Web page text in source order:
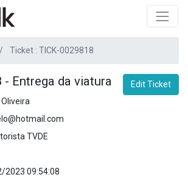
Ticket : TICK-0029818
- Entrega da viatura
Edit Ticket
TVDE
2023 09:54:08